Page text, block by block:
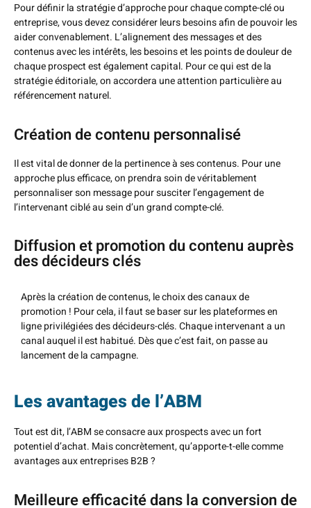
Pour définir la stratégie d’approche pour chaque compte-clé ou
entreprise, vous devez considérer leurs besoins afin de pouvoir les
aider convenablement. L’alignement des messages et des
contenus avec les intérêts, les besoins et les points de douleur de
chaque prospect est également capital. Pour ce qui est de la
stratégie éditoriale, on accordera une attention particulière au
référencement naturel.
Création de contenu personnalisé
Il est vital de donner de la pertinence à ses contenus. Pour une
approche plus efficace, on prendra soin de véritablement
personnaliser son message pour susciter l’engagement de
l’intervenant ciblé au sein d’un grand compte-clé.
Diffusion et promotion du contenu auprès
des décideurs clés
Après la création de contenus, le choix des canaux de
promotion ! Pour cela, il faut se baser sur les plateformes en
ligne privilégiées des décideurs-clés. Chaque intervenant a un
canal auquel il est habitué. Dès que c’est fait, on passe au
lancement de la campagne.
Les avantages de l’ABM
Tout est dit, l’ABM se consacre aux prospects avec un fort
potentiel d’achat. Mais concrètement, qu’apporte-t-elle comme
avantages aux entreprises B2B ?
Meilleure efficacité dans la conversion de